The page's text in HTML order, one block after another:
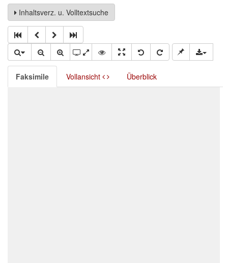
Inhaltsverz. u. Volltextsuche
Faksimile Vollansicht Überblick